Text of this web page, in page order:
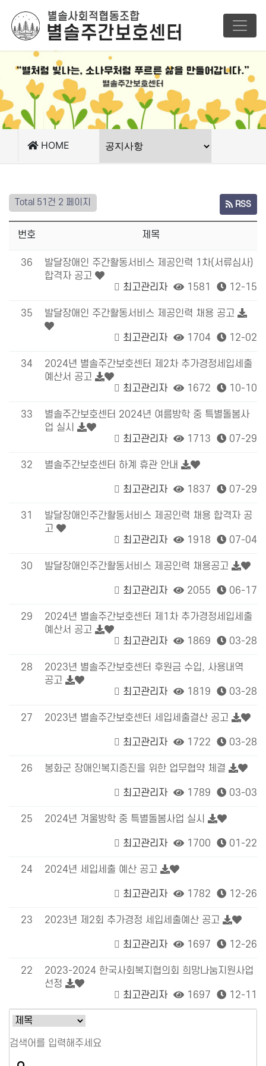
HOME
Total 51건 2 페이지 RSS
번호 제목
36
발달장애인 주간활동서비스 제공인력 1차(서류심사)
합격자 공고
최고관리자
1581 12-15
35 발달장애인 주간활동서비스 제공인력 채용 공고
최고관리자 1704 12-02
34
2024년 별솔주간보호센터 제2차 추가경정세입세출
예산서 공고
최고관리자
1672 10-10
33
별솔주간보호센터 2024년 여름방학 중 특별돌봄사
업 실시
최고관리자
1713 07-29
32 별솔주간보호센터 하계 휴관 안내
최고관리자 1837 07-29
31
발달장애인주간활동서비스 제공인력 채용 합격자 공
고
최고관리자
1918 07-04
30 발달장애인주간활동서비스 제공인력 채용공고
최고관리자 2055 06-17
29
2024년 별솔주간보호센터 제1차 추가경정세입세출
예산서 공고
최고관리자
1869 03-28
28
2023년 별솔주간보호센터 후원금 수입, 사용내역
공고
최고관리자
1819 03-28
27 2023년 별솔주간보호센터 세입세출결산 공고
최고관리자 1722 03-28
26 봉화군 장애인복지증진을 위한 업무협약 체결
최고관리자 1789 03-03
25 2024년 겨울방학 중 특별돌봄사업 실시
최고관리자 1700 01-22
24 2024년 세입세출 예산 공고
최고관리자 1782 12-26
23 2023년 제2회 추가경정 세입세출예산 공고
최고관리자 1697 12-26
22
2023-2024 한국사회복지협의회 희망나눔지원사업
선정
최고관리자
1697 12-11